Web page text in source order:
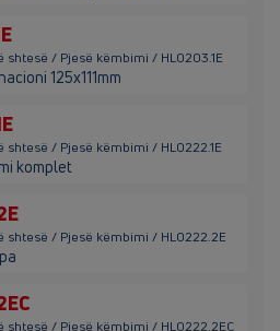
shtesë / Pjesë këmbimi / HL0203.1E
125x111mm
shtesë / Pjesë këmbimi / HL0222.1E
komplet
shtesë / Pjesë këmbimi / HL0222.2E
shtesë / Pjesë këmbimi / HL0222.2EC